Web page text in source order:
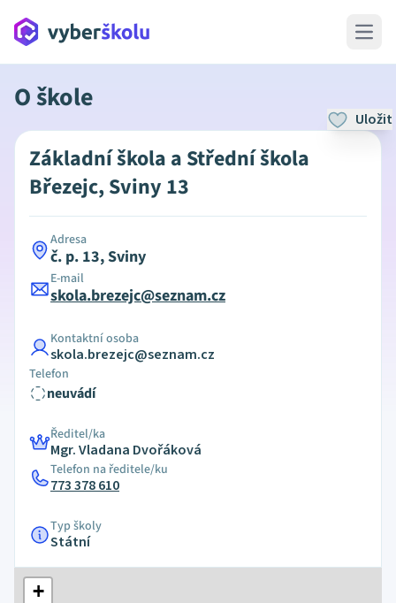
Open
O škole
Uložit
Základní škola a Střední škola
Březejc, Sviny 13
Adresa
č. p. 13, Sviny
E-mail
skola.brezejc@seznam.cz
Kontaktní osoba
skola.brezejc@seznam.cz
Telefon
neuvádí
Ředitel/ka
Mgr. Vladana Dvořáková
Telefon na ředitele/ku
773 378 610
Typ školy
Státní
+